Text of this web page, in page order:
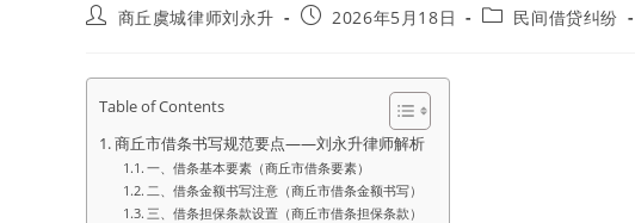
Post商丘虞城律师刘永升
Post2026年5月18日
Post民间借贷纠纷
Table of Contents
商丘市借条书写规范要点——刘永升律师解析
一、借条基本要素（商丘市借条要素）
二、借条金额书写注意（商丘市借条金额书写）
三、借条担保条款设置（商丘市借条担保条款）